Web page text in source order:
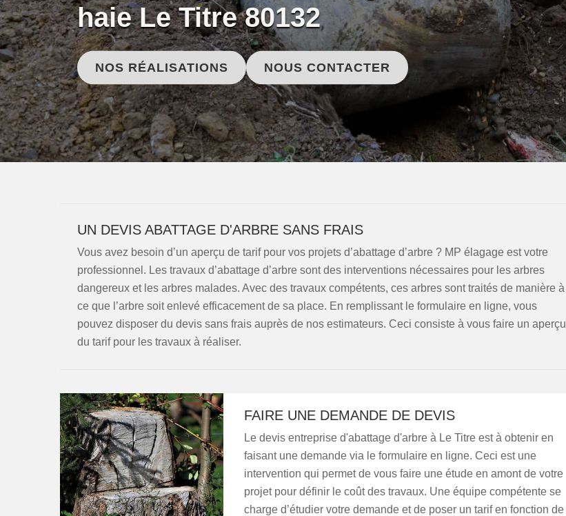
haie Le Titre 80132
NOS RÉALISATIONS NOUS CONTACTER
UN DEVIS ABATTAGE D'ARBRE SANS FRAIS
Vous avez besoin d’un aperçu de tarif pour vos projets d’abattage d’arbre ? MP élagage est votre
professionnel. Les travaux d’abattage d’arbre sont des interventions nécessaires pour les arbres
dangereux et les arbres malades. Avec des travaux compétents, ces arbres sont traités de manière à
ce que l’arbre soit enlevé efficacement de sa place. En remplissant le formulaire en ligne, vous
pouvez disposer du devis sans frais auprès de nos estimateurs. Ceci consiste à vous faire un aperçu
du tarif pour les travaux à réaliser.
FAIRE UNE DEMANDE DE DEVIS
Le devis entreprise d'abattage d'arbre à Le Titre est à obtenir en
faisant une demande via le formulaire en ligne. Ceci est une
intervention qui permet de vous faire une étude en amont de votre
projet pour définir le coût des travaux. Une équipe compétente se
charge d’étudier votre demande et de poser un tarif en fonction de